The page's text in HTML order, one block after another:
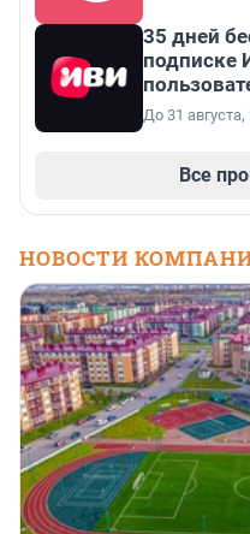
35 дней
подписке
До 31 августа,
Все
НОВОСТИ